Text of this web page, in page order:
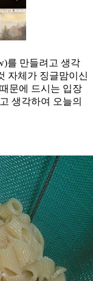
를 만들려고 생각
자체가 징글맘이신
문에 드시는 입장
생각하여 오늘의